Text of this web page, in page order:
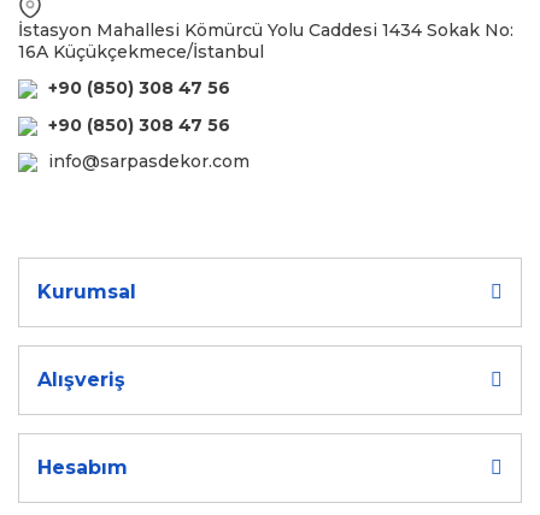
İstasyon Mahallesi Kömürcü Yolu Caddesi 1434 Sokak No:
16A Küçükçekmece/İstanbul
+90 (850) 308 47 56
+90 (850) 308 47 56
info@sarpasdekor.com
Kurumsal
Alışveriş
Hesabım